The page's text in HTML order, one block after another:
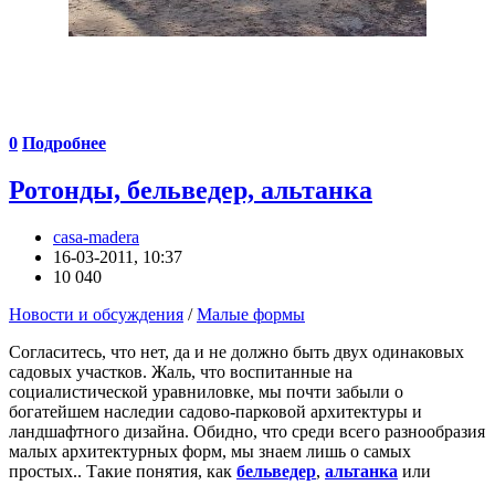
0 Подробнее
Ротонды, бельведер, альтанка
casa-madera
16-03-2011, 10:37
10 040
Новости и обсуждения /Малые формы
Согласитесь, что нет, да и не должно быть двух одинаковых
садовых участков. Жаль, что воспитанные на
социалистической уравниловке, мы почти забыли о
богатейшем наследии садово-парковой архитектуры и
ландшафтного дизайна. Обидно, что среди всего разнообразия
малых архитектурных форм, мы знаем лишь о самых
простых.. Такие понятия, как бельведер, альтанка или